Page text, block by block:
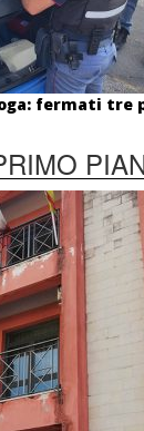
fermati tre